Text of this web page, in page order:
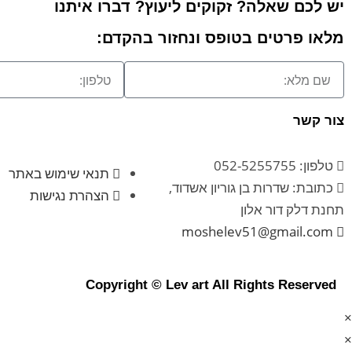
יש לכם שאלה? זקוקים ליעוץ? דברו איתנו
מלאו פרטים בטופס ונחזור בהקדם:
צור קשר
טלפון: 052-5255755
כתובת: שדרות בן גוריון אשדוד,
תחנת דלק דור אלון
moshelev51@gmail.com
תנאי שימוש באתר
הצהרת נגישות
Copyright © Lev art All Rights Reserved
×
×